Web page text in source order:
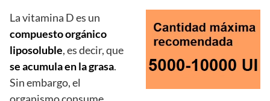
La vitamina D es un
compuesto orgánico
liposoluble, es decir, que
se acumula en la grasa.
Sin embargo, el